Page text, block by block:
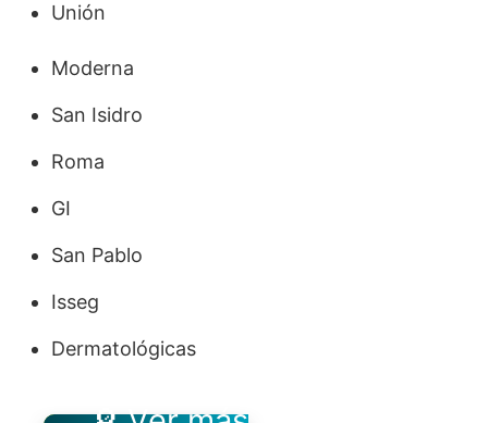
Unión
Moderna
San Isidro
Roma
GI
San Pablo
Isseg
Dermatológicas